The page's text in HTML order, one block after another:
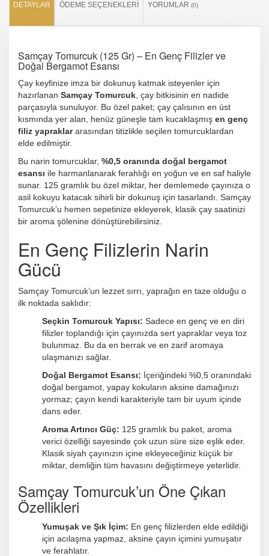
DETAYLAR ÖDEME SEÇENEKLERI YORUMLAR (0)
Samçay Tomurcuk (125 Gr) – En Genç Filizler ve
Doğal Bergamot Esansı
Çay keyfinize imza bir dokunuş katmak isteyenler için
hazırlanan Samçay Tomurcuk , çay bitkisinin en nadide
parçasıyla sunuluyor. Bu özel paket; çay çalısının en üst
kısmında yer alan, henüz güneşle tam kucaklaşmış en genç
filiz yapraklararasından titizlikle seçilen tomurcuklardan
elde edilmiştir.
Bu narin tomurcuklar, %0,5 oranında doğal bergamot
esansı ile harmanlanarak ferahlığı en yoğun ve en saf haliyle
sunar. 125 gramlık bu özel miktar, her demlemede çayınıza o
asil kokuyu katacak sihirli bir dokunuş için tasarlandı. Samçay
Tomurcuk’u hemen sepetinize ekleyerek, klasik çay saatinizi
bir aroma şölenine dönüştürebilirsiniz.
En Genç Filizlerin Narin
Gücü
Samçay Tomurcuk’un lezzet sırrı, yaprağın en taze olduğu o
ilk noktada saklıdır:
Seçkin Tomurcuk Yapısı: Sadece en genç ve en diri
filizler toplandığı için çayınızda sert yapraklar veya toz
bulunmaz. Bu da en berrak ve en zarif aromaya
ulaşmanızı sağlar.
Doğal Bergamot Esansı: İçeriğindeki %0,5 oranındaki
doğal bergamot, yapay kokuların aksine damağınızı
yormaz; çayın kendi karakteriyle tam bir uyum içinde
dans eder.
Aroma Artırıcı Güç: 125 gramlık bu paket, aroma
verici özelliği sayesinde çok uzun süre size eşlik eder.
Klasik siyah çayınızın içine ekleyeceğiniz küçük bir
miktar, demliğin tüm havasını değiştirmeye yeterlidir.
Samçay Tomurcuk’un Öne Çıkan
Özellikleri
Yumuşak ve Şık İçim: En genç filizlerden elde edildiği
için acılaşma yapmaz, aksine çayın içimini yumuşatır
ve ferahlatır.